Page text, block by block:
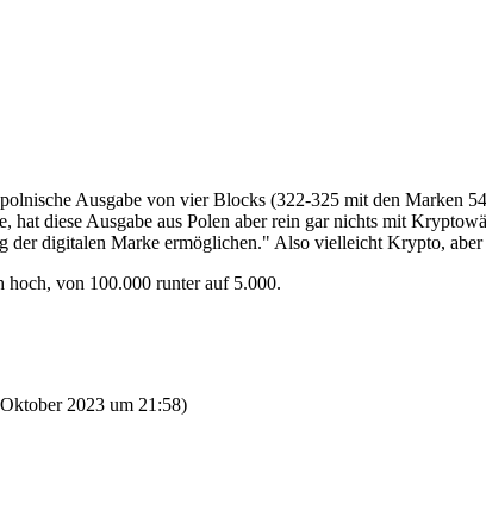
Ausgabe von vier Blocks (322-325 mit den
hat diese Ausgabe aus Polen aber rein gar nichts mit
der digitalen Marke ermöglichen." Also vielleicht Krypto,
von 100.000 runter auf 5.000.
2023 um 21:58)